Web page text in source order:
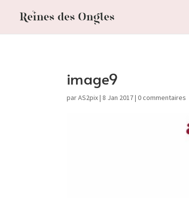
image9
parAS2pix| 8 Jan 2017|0 commentaires